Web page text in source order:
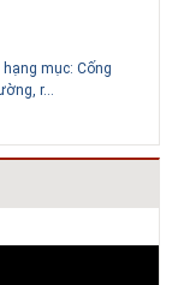
Hồ sơ mẫu bản vẽ